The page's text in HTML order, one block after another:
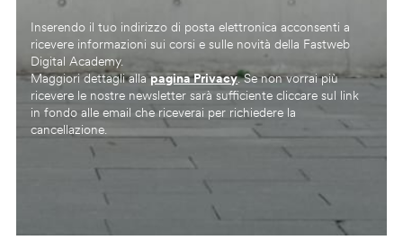
Inserendo il tuo indirizzo di posta elettronica acconsenti a
ricevere informazioni sui corsi e sulle novità della Fastweb
Digital Academy.
Maggiori dettagli allapagina Privacy. Se non vorrai più
ricevere le nostre newsletter sarà sufficiente cliccare sul link
in fondo alle email che riceverai per richiedere la
cancellazione.